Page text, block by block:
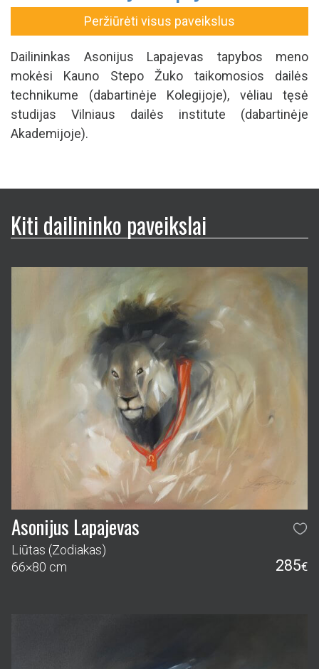
Peržiūrėti visus paveikslus
Dailininkas Asonijus Lapajevas tapybos meno
mokėsi Kauno Stepo Žuko taikomosios dailės
technikume (dabartinėje Kolegijoje), vėliau tęsė
studijas Vilniaus dailės institute (dabartinėje
Akademijoje).
Kiti dailininko paveikslai
Asonijus Lapajevas
Liūtas (Zodiakas)
66×80 cm
285€